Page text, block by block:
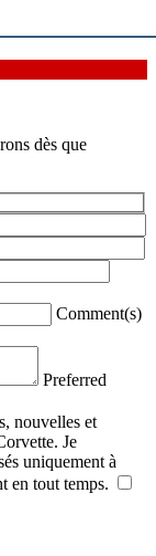
dès que
Comment(s)
Preferred
nouvelles et
Je
uniquement à
en tout temps.